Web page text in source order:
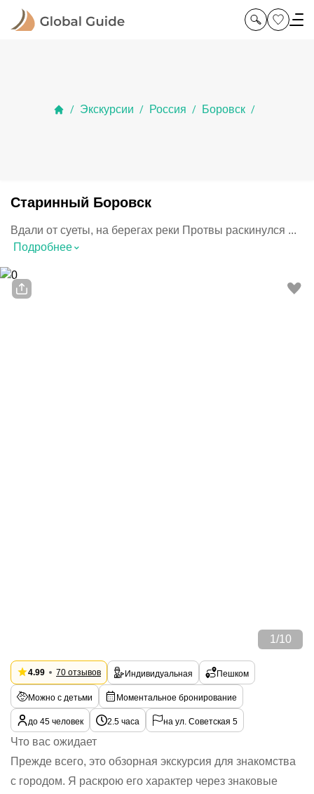
/ Экскурсии / Россия / Боровск /
Старинный Боровск
Вдали от суеты, на берегах реки Протвы раскинулся ...
Подробнее⌃
1 /10
4.99 70 отзывов Индивидуальная Пешком
Можно с детьми Моментальное бронирование
до 45 человек 2.5 часа на ул. Советская 5
Что вас ожидает
Прежде всего, это обзорная экскурсия для знакомства
с городом. Я раскрою его характер через знаковые